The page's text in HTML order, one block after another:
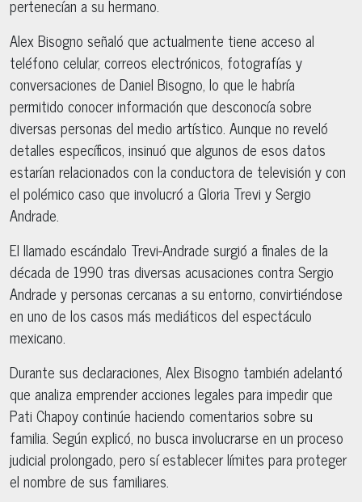
pertenecían a su hermano.
Alex Bisogno señaló que actualmente tiene acceso al
teléfono celular, correos electrónicos, fotografías y
conversaciones de Daniel Bisogno, lo que le habría
permitido conocer información que desconocía sobre
diversas personas del medio artístico. Aunque no reveló
detalles específicos, insinuó que algunos de esos datos
estarían relacionados con la conductora de televisión y con
el polémico caso que involucró a Gloria Trevi y Sergio
Andrade.
El llamado escándalo Trevi-Andrade surgió a finales de la
década de 1990 tras diversas acusaciones contra Sergio
Andrade y personas cercanas a su entorno, convirtiéndose
en uno de los casos más mediáticos del espectáculo
mexicano.
Durante sus declaraciones, Alex Bisogno también adelantó
que analiza emprender acciones legales para impedir que
Pati Chapoy continúe haciendo comentarios sobre su
familia. Según explicó, no busca involucrarse en un proceso
judicial prolongado, pero sí establecer límites para proteger
el nombre de sus familiares.